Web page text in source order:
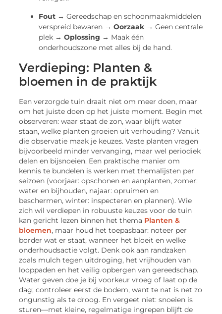
Fout → Gereedschap en schoonmaakmiddelen
verspreid bewaren →Oorzaak → Geen centrale
plek →Oplossing → Maak één
onderhoudszone met alles bij de hand.
Verdieping: Planten &
bloemen in de praktijk
Een verzorgde tuin draait niet om meer doen, maar
om het juiste doen op het juiste moment. Begin met
observeren: waar staat de zon, waar blijft water
staan, welke planten groeien uit verhouding? Vanuit
die observatie maak je keuzes. Vaste planten vragen
bijvoorbeeld minder vervanging, maar wel periodiek
delen en bijsnoeien. Een praktische manier om
kennis te bundelen is werken met themalijsten per
seizoen (voorjaar: opschonen en aanplanten, zomer:
water en bijhouden, najaar: opruimen en
beschermen, winter: inspecteren en plannen). Wie
zich wil verdiepen in robuuste keuzes voor de tuin
kan gericht lezen binnen het thema Planten &
bloemen, maar houd het toepasbaar: noteer per
border wat er staat, wanneer het bloeit en welke
onderhoudsactie volgt. Denk ook aan randzaken
zoals mulch tegen uitdroging, het vrijhouden van
looppaden en het veilig opbergen van gereedschap.
Water geven doe je bij voorkeur vroeg of laat op de
dag; controleer eerst de bodem, want te nat is net zo
ongunstig als te droog. En vergeet niet: snoeien is
sturen—met kleine, regelmatige ingrepen blijft de